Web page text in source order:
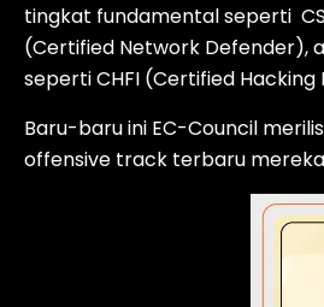
tingkat fundamental seperti
(Certified Network Defender),
seperti CHFI (Certified
Baru-baru ini EC-Council
offensive track terbaru